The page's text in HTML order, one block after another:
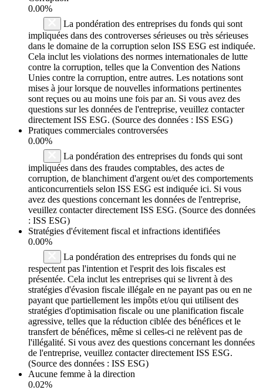
0.00%
La pondération des entreprises du fonds qui sont
impliquées dans des controverses sérieuses ou très sérieuses
dans le domaine de la corruption selon ISS ESG est indiquée.
Cela inclut les violations des normes internationales de lutte
contre la corruption, telles que la Convention des Nations
Unies contre la corruption, entre autres. Les notations sont
mises à jour lorsque de nouvelles informations pertinentes
sont reçues ou au moins une fois par an. Si vous avez des
questions sur les données de l'entreprise, veuillez contacter
directement ISS ESG. (Source des données : ISS ESG)
Pratiques commerciales controversées
0.00%
La pondération des entreprises du fonds qui sont
impliquées dans des fraudes comptables, des actes de
corruption, de blanchiment d'argent ou/et des comportements
anticoncurrentiels selon ISS ESG est indiquée ici. Si vous
avez des questions concernant les données de l'entreprise,
veuillez contacter directement ISS ESG. (Source des données
: ISS ESG)
Stratégies d'évitement fiscal et infractions identifiées
0.00%
La pondération des entreprises du fonds qui ne
respectent pas l'intention et l'esprit des lois fiscales est
présentée. Cela inclut les entreprises qui se livrent à des
stratégies d'évasion fiscale illégale en ne payant pas ou en ne
payant que partiellement les impôts et/ou qui utilisent des
stratégies d'optimisation fiscale ou une planification fiscale
agressive, telles que la réduction ciblée des bénéfices et le
transfert de bénéfices, même si celles-ci ne relèvent pas de
l'illégalité. Si vous avez des questions concernant les données
de l'entreprise, veuillez contacter directement ISS ESG.
(Source des données : ISS ESG)
Aucune femme à la direction
0.02%